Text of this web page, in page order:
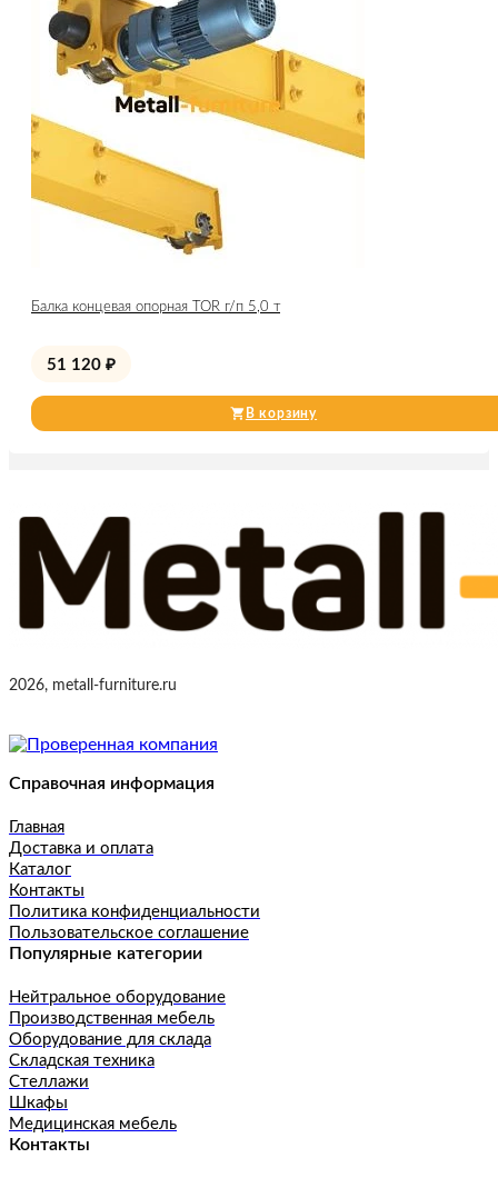
Балка концевая опорная TOR г/п 5,0 т
51 120 ₽
В корзину
2026, metall-furniture.ru
Справочная информация
Главная
Доставка и оплата
Каталог
Контакты
Политика конфиденциальности
Пользовательское соглашение
Популярные категории
Нейтральное оборудование
Производственная мебель
Оборудование для склада
Складская техника
Стеллажи
Шкафы
Медицинская мебель
Контакты